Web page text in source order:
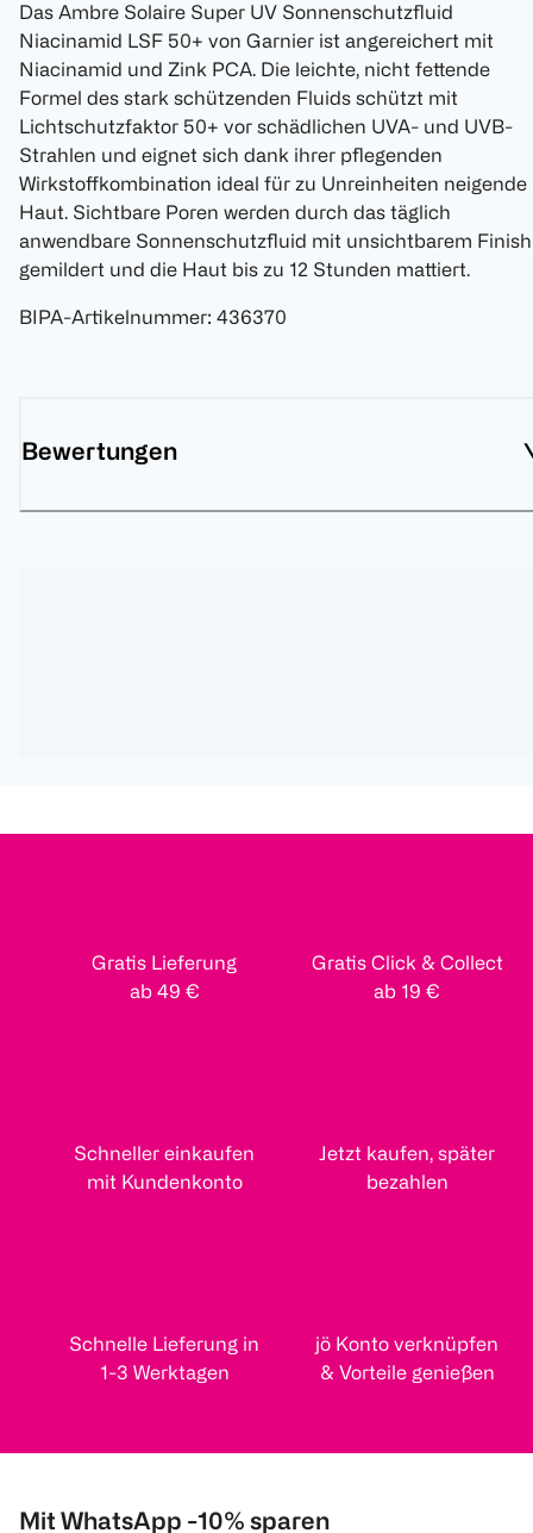
Das Ambre Solaire Super UV Sonnenschutzfluid
Niacinamid LSF 50+ von Garnier ist angereichert mit
Niacinamid und Zink PCA. Die leichte, nicht fettende
Formel des stark schützenden Fluids schützt mit
Lichtschutzfaktor 50+ vor schädlichen UVA- und UVB-
Strahlen und eignet sich dank ihrer pflegenden
Wirkstoffkombination ideal für zu Unreinheiten neigende
Haut. Sichtbare Poren werden durch das täglich
anwendbare Sonnenschutzfluid mit unsichtbarem Finish
gemildert und die Haut bis zu 12 Stunden mattiert.
BIPA-Artikelnummer: 436370
Bewertungen
Gratis Lieferung
ab 49 €
Gratis Click & Collect
ab 19 €
Schneller einkaufen
mit Kundenkonto
Jetzt kaufen, später
bezahlen
Schnelle Lieferung in
1-3 Werktagen
jö Konto verknüpfen
& Vorteile genießen
Mit WhatsApp -10% sparen